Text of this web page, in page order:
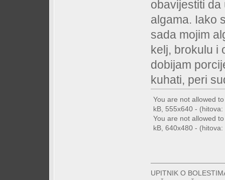
obavijestiti
algama. Iako
sada mojim
kelj, brokulu i
dobijam
kuhati, peri
You are not allowed
kB, 555x640 - (hitova:
You are not allowed
kB, 640x480 - (hitova:
UPITNIK O